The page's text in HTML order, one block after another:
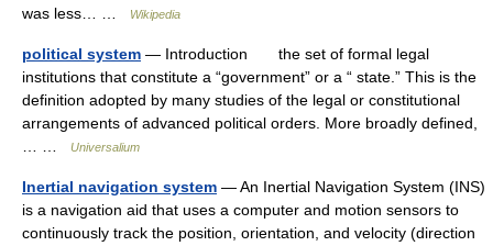
was less… …
Wikipedia
political system — Introduction the set of formal legal
institutions that constitute a “government” or a “ state.” This is the
definition adopted by many studies of the legal or constitutional
arrangements of advanced political orders. More broadly defined,
Universalium
Inertial navigation system — An Inertial Navigation System (INS)
is a navigation aid that uses a computer and motion sensors to
continuously track the position, orientation, and velocity (direction